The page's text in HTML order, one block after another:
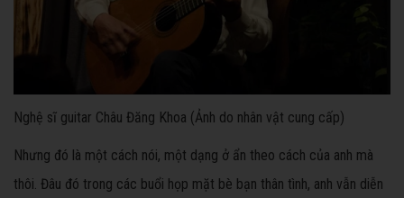
Nghệ sĩ guitar Châu Đăng Khoa (Ảnh do nhân vật cung cấp)
Nhưng đó là một cách nói, một dạng ở ẩn theo cách của anh mà
thôi. Đâu đó trong các buổi họp mặt bè bạn thân tình, anh vẫn diễn